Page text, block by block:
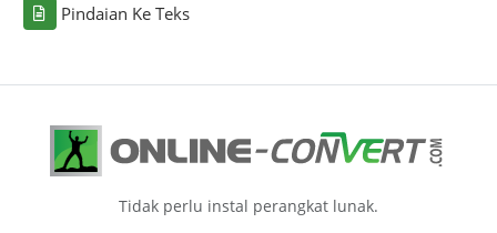
Pindaian Ke Teks
Tidak perlu instal perangkat lunak.